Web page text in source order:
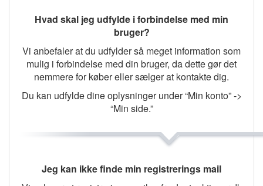
Hvad skal jeg udfylde i forbindelse med min
bruger?
Vi anbefaler at du udfylder så meget information som
mulig i forbindelse med din bruger, da dette gør det
nemmere for køber eller sælger at kontakte dig.
Du kan udfylde dine oplysninger under “Min konto” ->
“Min side.”
Jeg kan ikke finde min registrerings mail